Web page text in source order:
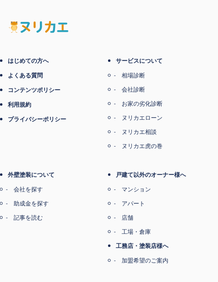
はじめての方へ
よくある質問
コンテンツポリシー
利用規約
プライバシーポリシー
サービスについて
相場診断
会社診断
お家の劣化診断
ヌリカエローン
ヌリカエ相談
ヌリカエ虎の巻
外壁塗装について
会社を探す
助成金を探す
記事を読む
戸建て以外のオーナー様へ
マンション
アパート
店舗
工場・倉庫
工務店・塗装店様へ
加盟希望のご案内